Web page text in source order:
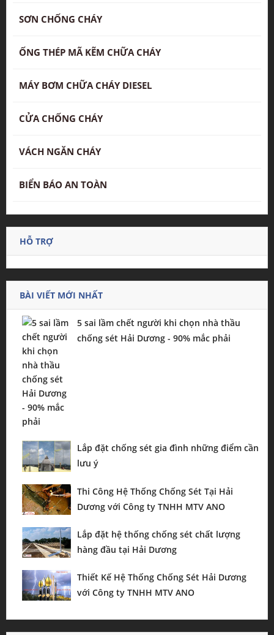
SƠN CHỐNG CHÁY
ỐNG THÉP MÃ KẼM CHỮA CHÁY
MÁY BƠM CHỮA CHÁY DIESEL
CỬA CHỐNG CHÁY
VÁCH NGĂN CHÁY
BIỂN BÁO AN TOÀN
HỖ TRỢ
BÀI VIẾT MỚI NHẤT
5 sai lầm chết người khi chọn nhà thầu
chống sét Hải Dương - 90% mắc phải
Lắp đặt chống sét gia đình những điểm cần
lưu ý
Thi Công Hệ Thống Chống Sét Tại Hải
Dương với Công ty TNHH MTV ANO
Lắp đặt hệ thống chống sét chất lượng
hàng đầu tại Hải Dương
Thiết Kế Hệ Thống Chống Sét Hải Dương
với Công ty TNHH MTV ANO